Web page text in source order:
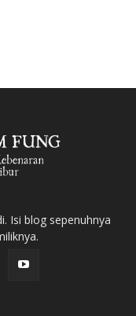
Isi blog sepenuhnya